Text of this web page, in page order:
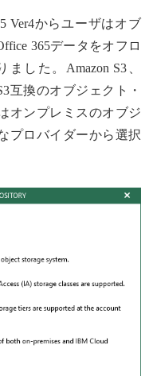
Ver4からユーザはオブ
365データをオフロ
した。Amazon S3、
互換のオブジェクト・
オンプレミスのオブジ
プロバイダーから選択